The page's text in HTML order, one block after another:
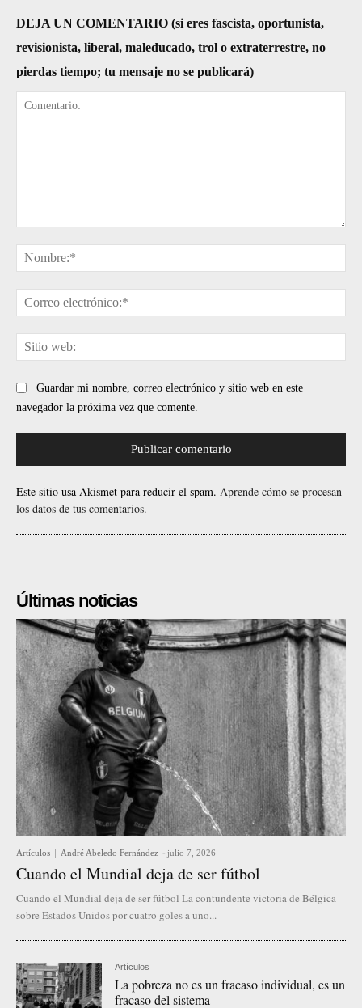
DEJA UN COMENTARIO (si eres fascista, oportunista,
revisionista, liberal, maleducado, trol o extraterrestre, no
pierdas tiempo; tu mensaje no se publicará)
Guardar mi nombre, correo electrónico y sitio web en este
navegador la próxima vez que comente.
Este sitio usa Akismet para reducir el spam. Aprende cómo se procesan
los datos de tus comentarios.
Últimas noticias
Artículos André Abeledo Fernández - julio 7, 2026
Cuando el Mundial deja de ser fútbol
Cuando el Mundial deja de ser fútbol La contundente victoria de Bélgica
sobre Estados Unidos por cuatro goles a uno...
Artículos
La pobreza no es un fracaso individual, es un
fracaso del sistema